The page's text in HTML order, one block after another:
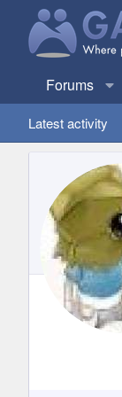
Forums
Latest activity